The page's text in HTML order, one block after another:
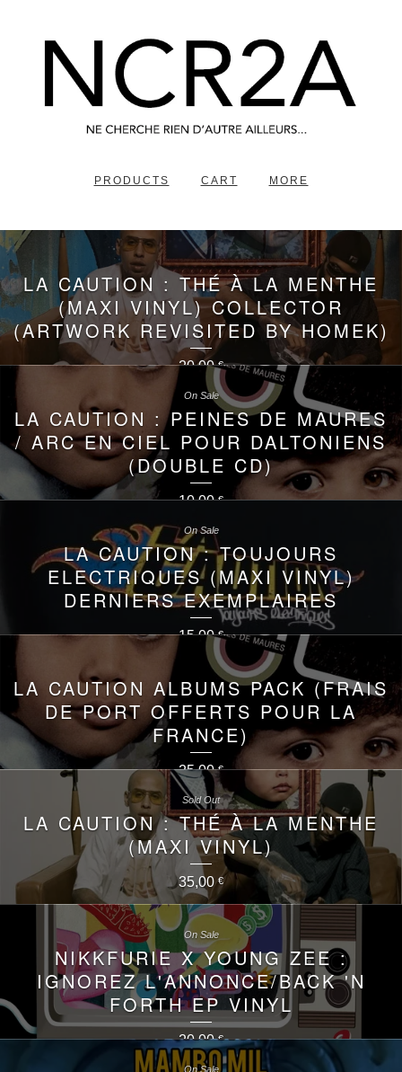
PRODUCTS CART MORE
LA CAUTION : THÉ À LA MENTHE
(MAXI VINYL) COLLECTOR
(ARTWORK REVISITED BY HOMEK)
20,00€
LA CAUTION : PEINES DE MAURES
/ ARC EN CIEL POUR DALTONIENS
(DOUBLE CD)
10,00€
On Sale
LA CAUTION : TOUJOURS
ELECTRIQUES (MAXI VINYL)
DERNIERS EXEMPLAIRES
15,00€
On Sale
LA CAUTION ALBUMS PACK (FRAIS
DE PORT OFFERTS POUR LA
FRANCE)
25,00€
LA CAUTION : THÉ À LA MENTHE
(MAXI VINYL)
35,00€
Sold Out
NIKKFURIE X YOUNG ZEE :
IGNOREZ L'ANNONCE/BACK 'N
FORTH EP VINYL
20,00€
On Sale
On Sale